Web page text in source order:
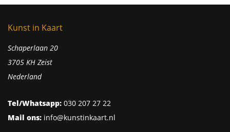
Kunst in Kaart
Schaperlaan 20
3705 KH Zeist
Nederland
Tel/Whatsapp: 030 207 27 22
Mail ons: info@kunstinkaart.nl